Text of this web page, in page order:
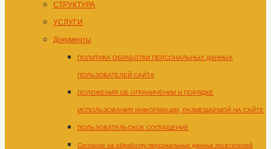
СТРУКТУРА
УСЛУГИ
Документы
ПОЛИТИКА ОБРАБОТКИ ПЕРСОНАЛЬНЫХ ДАННЫХ
ПОЛЬЗОВАТЕЛЕЙ САЙТА
ПОЛОЖЕНИЯ ОБ ОГРАНИЧЕНИИ И ПОРЯДКЕ
ИСПОЛЬЗОВАНИЯ ИНФОРМАЦИИ, РАЗМЕЩАЕМОЙ НА САЙТЕ
ПОЛЬЗОВАТЕЛЬСКОЕ СОГЛАШЕНИЕ
Согласие на обработку персональных данных посетителей